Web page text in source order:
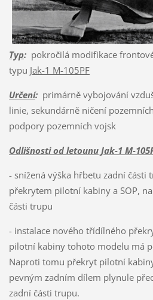
Typ:pokročilá modifikace
typu Jak-1 M-105PF
Určení:primárně vybojování
linie, sekundárně ničení
podpory pozemních vojsk
Odlišnosti od letounu Jak-1 M-
- snížená výška hřbetu zadní části
překrytem pilotní kabiny a SOP,
části trupu
- instalace nového třídílného
pilotní kabiny tohoto modelu má
Naproti tomu překryt pilotní
pevným zadním dílem plynule
zadní části trupu.